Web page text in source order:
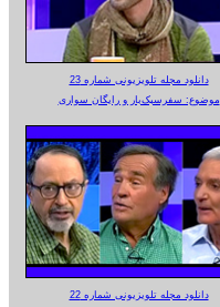
دانلود مجله تلویزیونی شماره 23
موضوع: سفرسبک‌بار و رایگان سواری
دانلود مجله تلویزیونی شماره 22